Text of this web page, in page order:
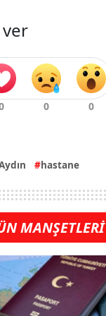
hastane
MANŞETLERİ